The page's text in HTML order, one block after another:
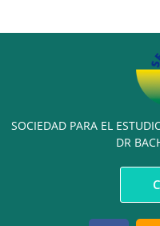
SOCIEDAD PARA EL
DR